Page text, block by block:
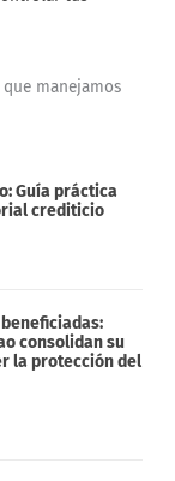
manejamos
Guía práctica
crediticio
consolidan su
la protección del